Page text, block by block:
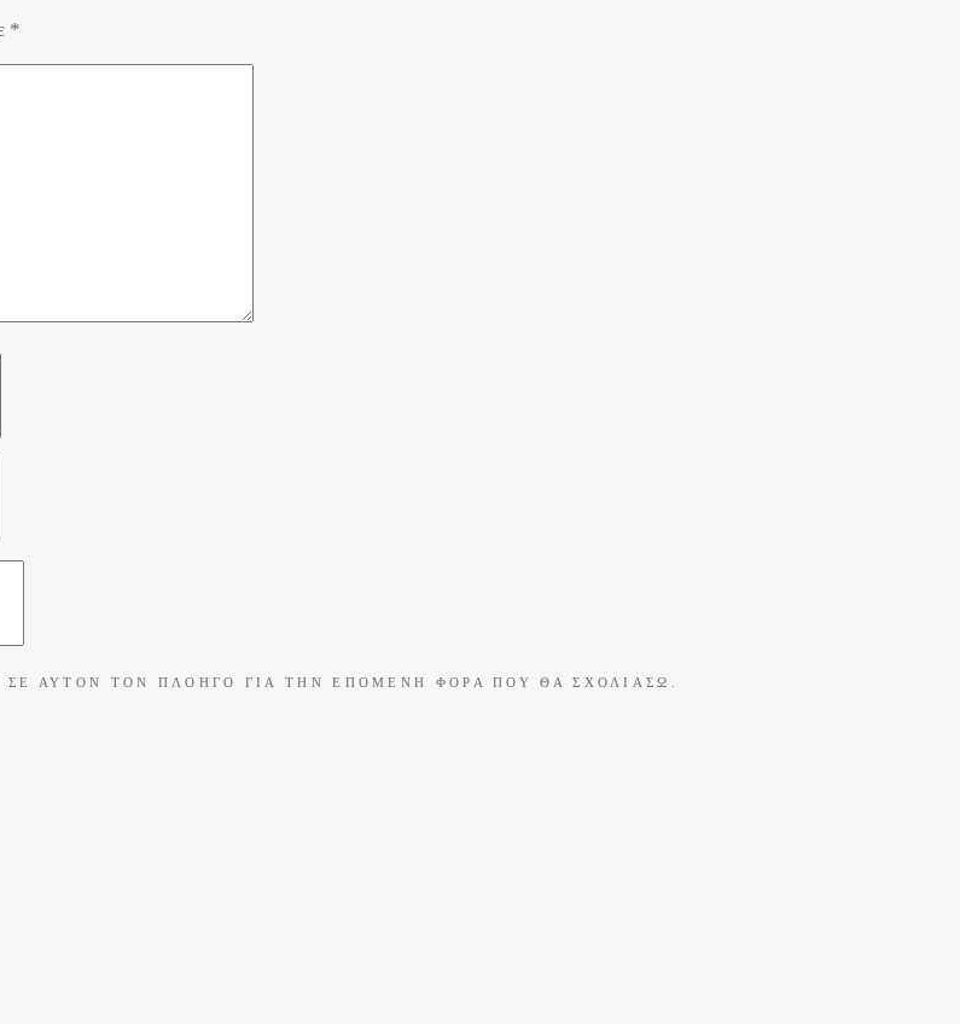
*
ΑΥΤΌΝ ΤΟΝ ΠΛΟΗΓΌ ΓΙΑ ΤΗΝ ΕΠΌΜΕΝΗ ΦΟΡΆ ΠΟΥ ΘΑ ΣΧΟΛΙΆΣΩ.